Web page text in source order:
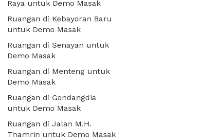
Raya untuk Demo Masak
Ruangan di Kebayoran Baru
untuk Demo Masak
Ruangan di Senayan untuk
Demo Masak
Ruangan di Menteng untuk
Demo Masak
Ruangan di Gondangdia
untuk Demo Masak
Ruangan di Jalan M.H.
Thamrin untuk Demo Masak